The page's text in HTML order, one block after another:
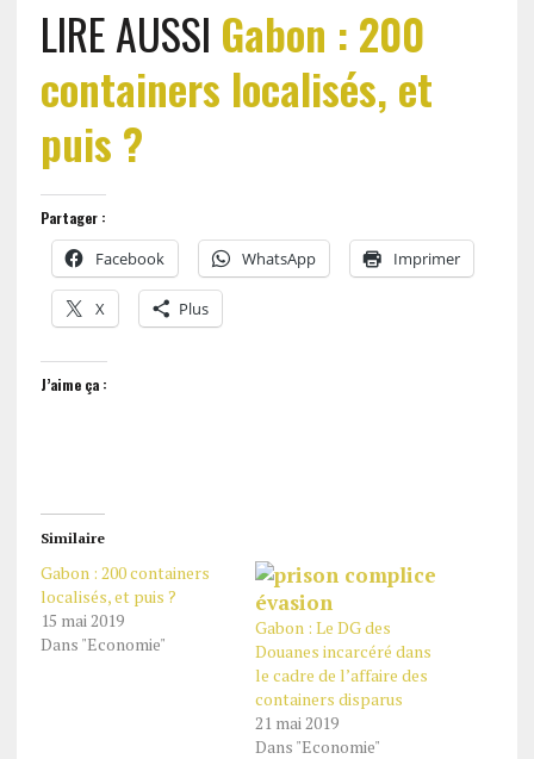
LIRE AUSSI Gabon : 200
containers localisés, et
puis ?
Partager :
Facebook WhatsApp Imprimer
X Plus
J’aime ça :
Similaire
Gabon : 200 containers
localisés, et puis ?
15 mai 2019
Dans "Economie"
Gabon : Le DG des
Douanes incarcéré dans
le cadre de l’affaire des
containers disparus
21 mai 2019
Dans "Economie"